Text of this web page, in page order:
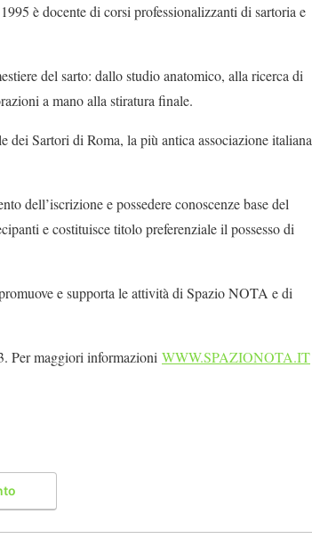
è docente di corsi professionalizzanti di sartoria e
del sarto: dallo studio anatomico, alla ricerca di
a mano alla stiratura finale.
Sartori di Roma, la più antica associazione italiana
dell’iscrizione e possedere conoscenze base del
e costituisce titolo preferenziale il possesso di
e supporta le attività di Spazio NOTA e di
Per maggiori informazioni WWW.SPAZIONOTA.IT